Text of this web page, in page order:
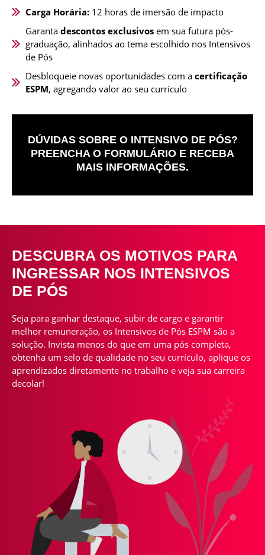
Carga Horária:12 horas de imersão de impacto
Garanta descontos exclusivosem sua futura pós-
graduação, alinhados ao tema escolhido nos Intensivos
de Pós
Desbloqueie novas oportunidades com a certificação
ESPM, agregando valor ao seu currículo
DÚVIDAS SOBRE O INTENSIVO DE PÓS?
PREENCHA O FORMULÁRIO E RECEBA
MAIS INFORMAÇÕES.
DESCUBRA OS MOTIVOS PARA
INGRESSAR NOS INTENSIVOS
DE PÓS
Seja para ganhar destaque, subir de cargo e garantir
melhor remuneração, os Intensivos de Pós ESPM são a
solução. Invista menos do que em uma pós completa,
obtenha um selo de qualidade no seu currículo, aplique os
aprendizados diretamente no trabalho e veja sua carreira
decolar!